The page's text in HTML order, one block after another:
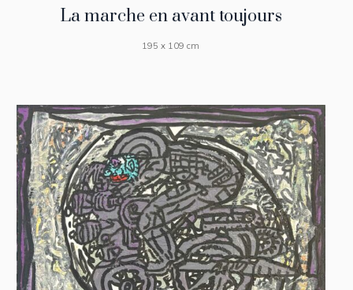
La marche en avant toujours
195 x 109 cm